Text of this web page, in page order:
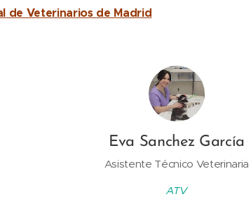
de Veterinarios de Madrid
Eva Sanchez García
Asistente Técnico Veterinaria
ATV